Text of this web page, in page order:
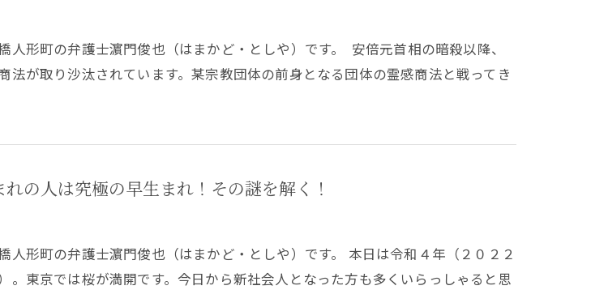
人形町の弁護士濵門俊也（はまかど・としや）です。 安倍元首相の暗殺以降、
法が取り沙汰されています。某宗教団体の前身となる団体の霊感商法と戦ってき
れの人は究極の早生まれ！その謎を解く！
人形町の弁護士濵門俊也（はまかど・としや）です。 本日は令和４年（２０２２
。東京では桜が満開です。今日から新社会人となった方も多くいらっしゃると思